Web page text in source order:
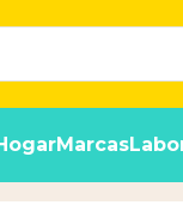
Marcas